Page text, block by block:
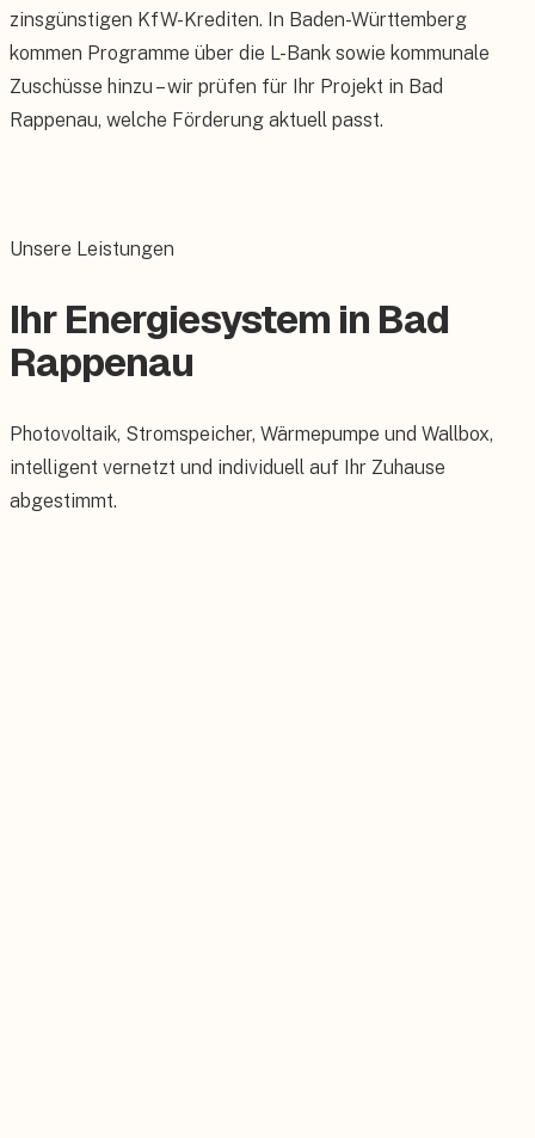
zinsgünstigen KfW-Krediten. In Baden-Württemberg
kommen Programme über die L-Bank sowie kommunale
Zuschüsse hinzu – wir prüfen für Ihr Projekt in Bad
Rappenau, welche Förderung aktuell passt.
Unsere Leistungen
Ihr Energiesystem in Bad
Rappenau
Photovoltaik, Stromspeicher, Wärmepumpe und Wallbox,
intelligent vernetzt und individuell auf Ihr Zuhause
abgestimmt.